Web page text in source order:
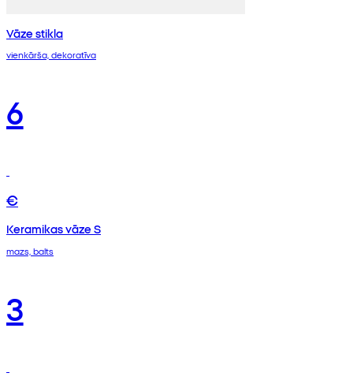
Vāze stikla
vienkārša, dekoratīva
6
€
Keramikas vāze S
mazs, balts
3